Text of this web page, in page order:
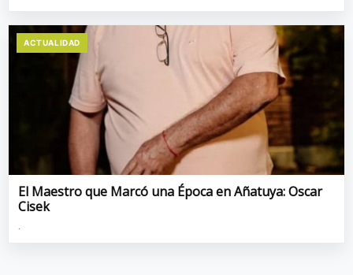
ACTUALIDAD
El Maestro que Marcó una Época en Añatuya: Oscar
Cisek